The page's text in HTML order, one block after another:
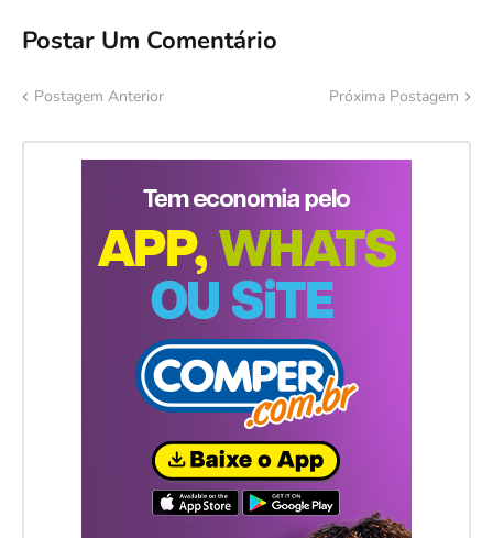
Postar Um Comentário
Postagem Anterior Próxima Postagem